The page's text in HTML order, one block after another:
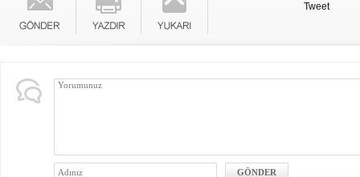
Tweet